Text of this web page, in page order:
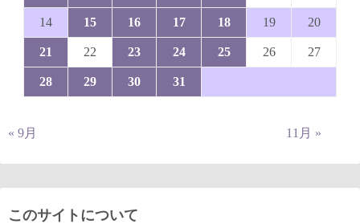
14 15 16 17 18 19 20
21 22 23 24 25 26 27
28 29 30 31
« 9月 11月 »
このサイトについて